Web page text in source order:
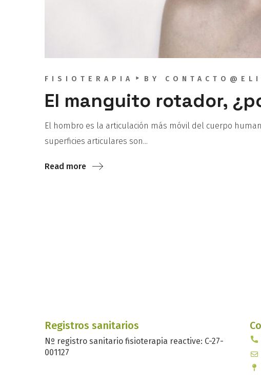
FISIOTERAPIA BY
El manguito rotador,
El hombro es la articulación más móvil del cuerpo
superficies articulares son...
Read more
Registros sanitarios
Nº registro sanitario fisioterapia reactive: C-27-
001127